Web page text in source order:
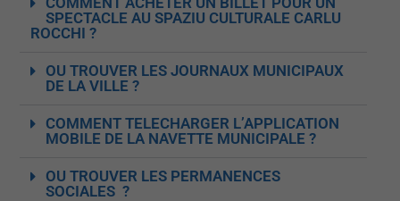
SPECTACLE AU SPAZIU CULTURALE CARLU
ROCCHI ?
OU TROUVER LES JOURNAUX MUNICIPAUX
DE LA VILLE ?
COMMENT TELECHARGER L’APPLICATION
MOBILE DE LA NAVETTE MUNICIPALE ?
OU TROUVER LES PERMANENCES
SOCIALES ?